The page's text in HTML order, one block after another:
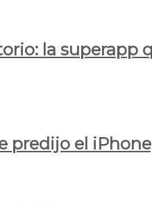
la superapp
predijo el